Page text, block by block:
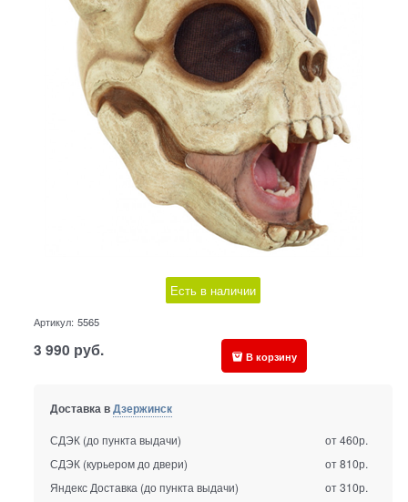
Есть в наличии
Артикул: 5565
3 990 руб. В корзину
Доставка вДзержинск
СДЭК (до пункта выдачи)
от 460р.
СДЭК (курьером до двери)
от 810р.
Яндекс Доставка (до пункта выдачи)
от 310р.